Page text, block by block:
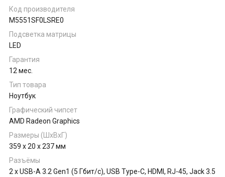
Код производителя
M5551SF0LSRE0
Подсветка матрицы
LED
Гарантия
12 мес.
Тип товара
Ноутбук
Графический чипсет
AMD Radeon Graphics
Размеры (ШхВхГ)
359 x 20 x 237 мм
Разъёмы
2 x USB-A 3.2 Gen1 (5 Гбит/с), USB Type-C, HDMI, RJ-45, Jack 3.5